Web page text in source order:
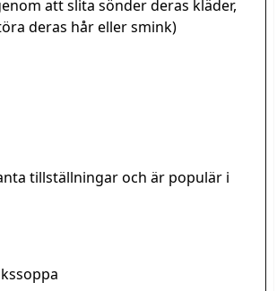
att slita sönder deras kläder,
deras hår eller smink)
tillställningar och är populär i